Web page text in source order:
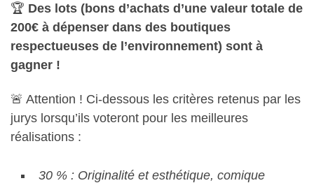
🏆 Des lots (bons d’achats d’une valeur totale de
200€ à dépenser dans des boutiques
respectueuses de l’environnement) sont à
gagner !
🚨 Attention ! Ci-dessous les critères retenus par les
jurys lorsqu’ils voteront pour les meilleures
réalisations :
30 % : Originalité et esthétique, comique